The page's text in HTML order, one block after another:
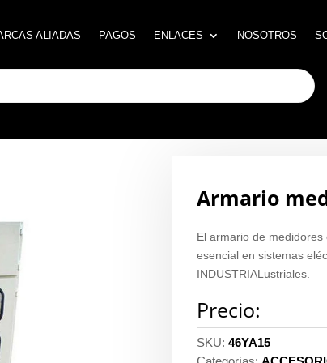
ALIADAS PAGOS ENLACES NOSOTROS
ALIADAS PAGOS ENLACES NOSOTROS
Armario
El armario de
esencial en sistemas
INDUSTRIALustriales.
Precio:
SKU:46YA15